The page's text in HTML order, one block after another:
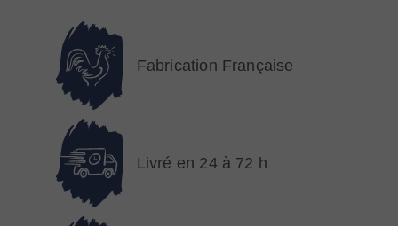
Fabrication Française
Livré en 24 à 72 h